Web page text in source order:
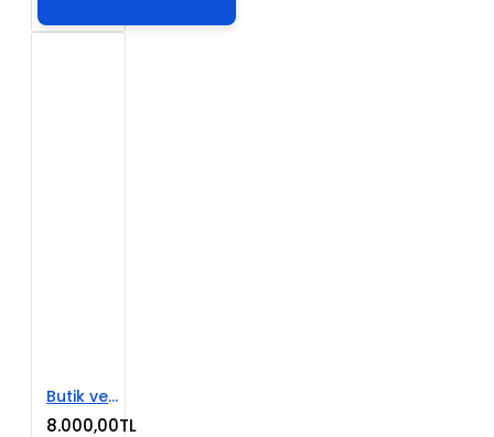
Butik ve Aksesuar E-Ticaret Sitesi
8.000,00TL